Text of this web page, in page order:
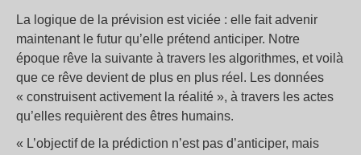
La logique de la prévision est viciée : elle fait advenir
maintenant le futur qu’elle prétend anticiper. Notre
époque rêve la suivante à travers les algorithmes, et voilà
que ce rêve devient de plus en plus réel. Les données
« construisent activement la réalité », à travers les actes
qu’elles requièrent des êtres humains.
« L’objectif de la prédiction n’est pas d’anticiper, mais